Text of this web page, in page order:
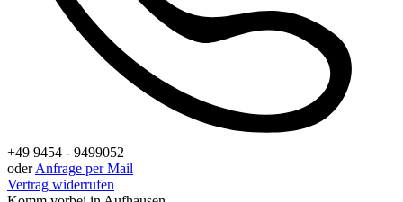
+49 9454 - 9499052
oderAnfrage per Mail
Vertrag widerrufen